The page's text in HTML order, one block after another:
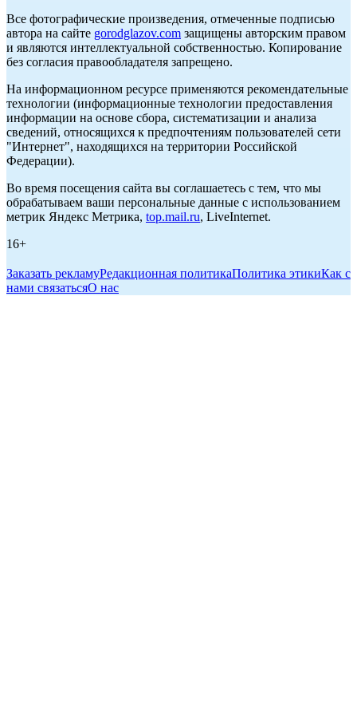
Все фотографические произведения, отмеченные подписью
автора на сайте gorodglazov.com защищены авторским правом
и являются интеллектуальной собственностью. Копирование
без согласия правообладателя запрещено.
На информационном ресурсе применяются рекомендательные
технологии (информационные технологии предоставления
информации на основе сбора, систематизации и анализа
сведений, относящихся к предпочтениям пользователей сети
"Интернет", находящихся на территории Российской
Федерации).
Во время посещения сайта вы соглашаетесь с тем, что мы
обрабатываем ваши персональные данные с использованием
метрик Яндекс Метрика, top.mail.ru, LiveInternet.
16+
Заказать рекламуРедакционная политикаПолитика этикиКак с
нами связатьсяО нас